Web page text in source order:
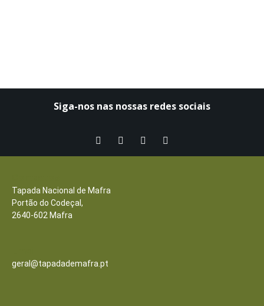
Siga-nos nas nossas redes sociais​
Tapada Nacional de Mafra
Portão do Codeçal,
2640-602 Mafra
geral@tapadademafra.pt